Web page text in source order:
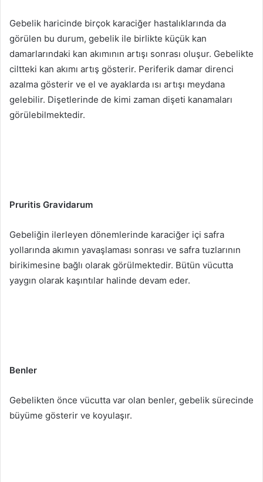
Gebelik haricinde birçok karaciğer hastalıklarında da
görülen bu durum, gebelik ile birlikte küçük kan
damarlarındaki kan akımının artışı sonrası oluşur. Gebelikte
ciltteki kan akımı artış gösterir. Periferik damar direnci
azalma gösterir ve el ve ayaklarda ısı artışı meydana
gelebilir. Dişetlerinde de kimi zaman dişeti kanamaları
görülebilmektedir.
Pruritis Gravidarum
Gebeliğin ilerleyen dönemlerinde karaciğer içi safra
yollarında akımın yavaşlaması sonrası ve safra tuzlarının
birikimesine bağlı olarak görülmektedir. Bütün vücutta
yaygın olarak kaşıntılar halinde devam eder.
Benler
Gebelikten önce vücutta var olan benler, gebelik sürecinde
büyüme gösterir ve koyulaşır.